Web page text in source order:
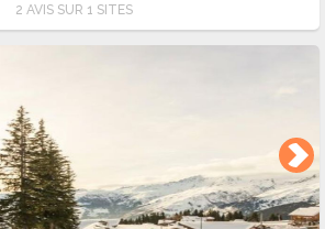
2 AVIS SUR 1 SITES